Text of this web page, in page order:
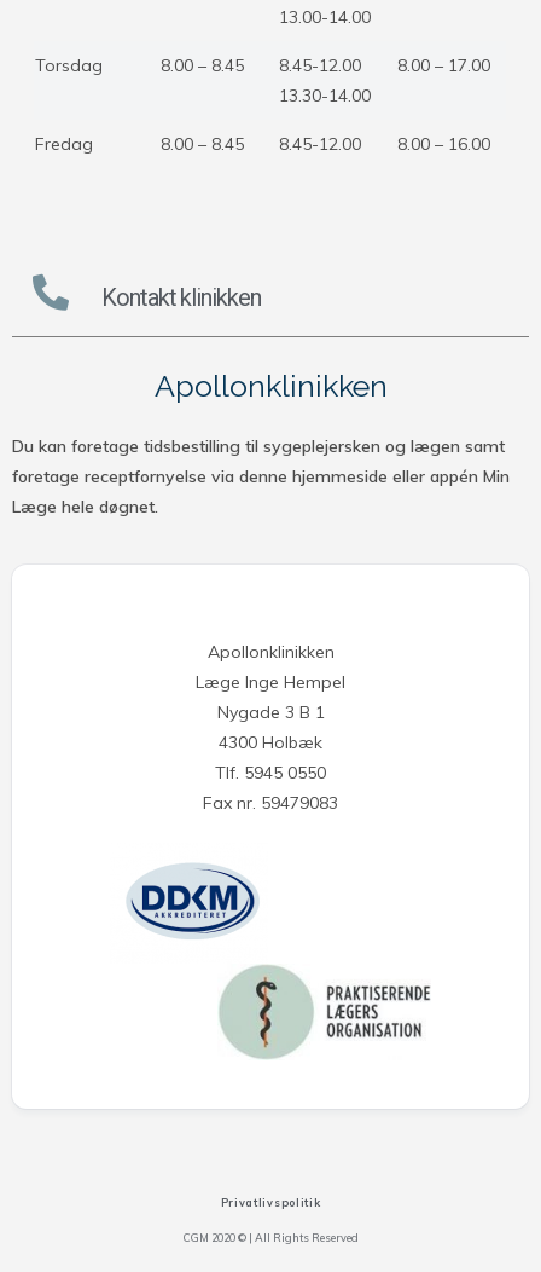
13.00-14.00
Torsdag 8.00 – 8.45
8.45-12.00
13.30-14.00
8.00 – 17.00
Fredag 8.00 – 8.45 8.45-12.00 8.00 – 16.00
Kontakt klinikken
Apollonklinikken
Du kan foretage tidsbestilling til sygeplejersken og lægen samt
foretage receptfornyelse via denne hjemmeside eller appén Min
Læge hele døgnet.
Apollonklinikken
Læge Inge Hempel
Nygade 3 B 1
4300 Holbæk
Tlf. 5945 0550
Fax nr. 59479083
Privatlivspolitik
CGM 2020 ©​ | All Rights Reserved